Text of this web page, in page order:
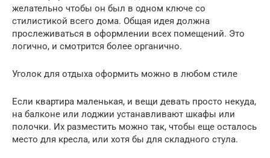
желательно чтобы он был в одном ключе со
стилистикой всего дома. Общая идея должна
прослеживаться в оформлении всех помещений. Это
логично, и смотрится более органично.
Уголок для отдыха оформить можно в любом стиле
Если квартира маленькая, и вещи девать просто некуда,
на балконе или лоджии устанавливают шкафы или
полочки. Их разместить можно так, чтобы еще осталось
место для кресла, или хотя бы для складного стула.